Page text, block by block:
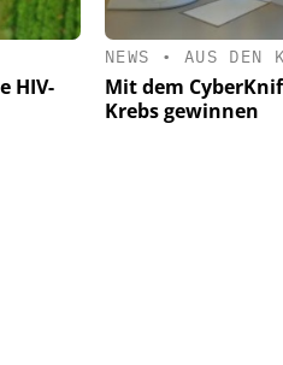
HIV-
NEWS • AUS DEN
Mit dem
Krebs gewinnen